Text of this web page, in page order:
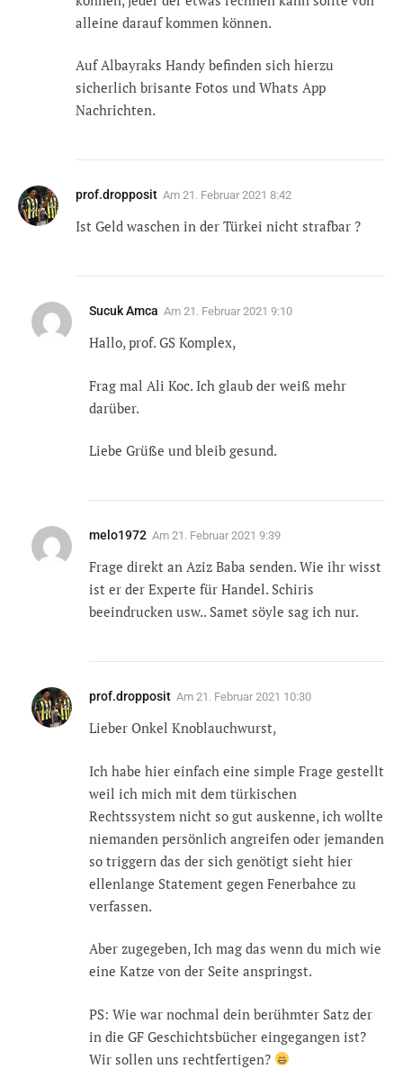
alleine darauf kommen können.
Auf Albayraks Handy befinden sich hierzu
sicherlich brisante Fotos und Whats App
Nachrichten.
prof.dropposit Am 21. Februar 2021 8:42
Ist Geld waschen in der Türkei nicht strafbar ?
Sucuk Amca Am 21. Februar 2021 9:10
Hallo, prof. GS Komplex,
Frag mal Ali Koc. Ich glaub der weiß mehr
darüber.
Liebe Grüße und bleib gesund.
melo1972 Am 21. Februar 2021 9:39
Frage direkt an Aziz Baba senden. Wie ihr wisst
ist er der Experte für Handel. Schiris
beeindrucken usw.. Samet söyle sag ich nur.
prof.dropposit Am 21. Februar 2021 10:30
Lieber Onkel Knoblauchwurst,
Ich habe hier einfach eine simple Frage gestellt
weil ich mich mit dem türkischen
Rechtssystem nicht so gut auskenne, ich wollte
niemanden persönlich angreifen oder jemanden
so triggern das der sich genötigt sieht hier
ellenlange Statement gegen Fenerbahce zu
verfassen.
Aber zugegeben, Ich mag das wenn du mich wie
eine Katze von der Seite anspringst.
PS: Wie war nochmal dein berühmter Satz der
in die GF Geschichtsbücher eingegangen ist?
Wir sollen uns rechtfertigen?